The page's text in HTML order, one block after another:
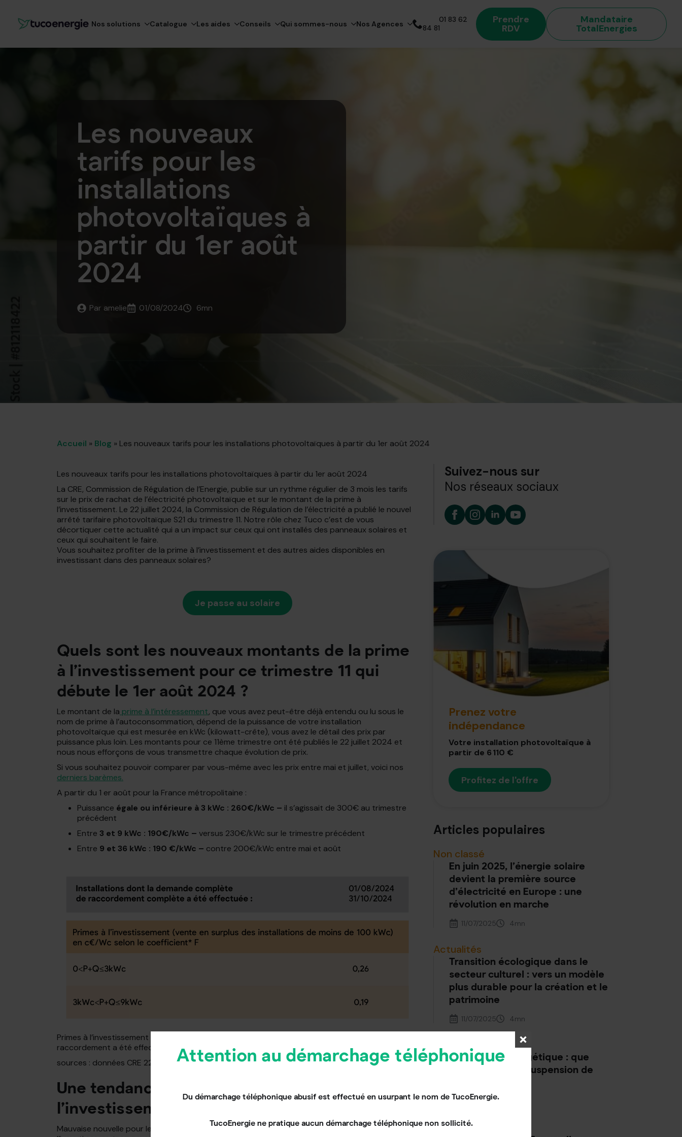
Nos solutions Catalogue Les aides Conseils Qui sommes-nous Nos Agences
01 83 62
84 81
Prendre
RDV
Mandataire
TotalEnergies
Les nouveaux
tarifs pour les
installations
photovoltaïques à
partir du 1er août
2024
Par amelie 01/08/2024 6mn
Accueil » Blog » Les nouveaux tarifs pour les installations photovoltaïques à partir du 1er août 2024
Les nouveaux tarifs pour les installations photovoltaïques à partir du 1er août 2024
La CRE, Commission de Régulation de l’Energie, publie sur un rythme régulier de 3 mois les tarifs
sur le prix de rachat de l’électricité photovoltaïque et sur le montant de la prime à
l’investissement. Le 22 juillet 2024, la Commission de Régulation de l’électricité a publié le nouvel
arrêté tarifaire photovoltaïque S21 du trimestre 11. Notre rôle chez Tuco c’est de vous
décortiquer cette actualité qui a un impact sur ceux qui ont installés des panneaux solaires et
ceux qui souhaitent le faire.
Vous souhaitez profiter de la prime à l’investissement et des autres aides disponibles en
investissant dans des panneaux solaires?
Je passe au solaire
Quels sont les nouveaux montants de la prime
à l’investissement pour ce trimestre 11 qui
débute le 1er août 2024 ?
Le montant de la prime à l’intéressement, que vous avez peut-être déjà entendu ou lu sous le
nom de prime à l’autoconsommation, dépend de la puissance de votre installation
photovoltaïque qui est mesurée en kWc (kilowatt-crête), vous avez le détail des prix par
puissance plus loin. Les montants pour ce 11ème trimestre ont été publiés le 22 juillet 2024 et
nous nous efforçons de vous transmettre chaque évolution de prix.
Si vous souhaitez pouvoir comparer par vous-même avec les prix entre mai et juillet, voici nos
derniers barèmes.
A partir du 1 er août pour la France métropolitaine :
Puissance égale ou inférieure à 3 kWc : 260€/kWc – il s’agissait de 300€ au trimestre
précédent
Entre 3 et 9 kWc : 190€/kWc – versus 230€/kWc sur le trimestre précédent
Entre 9 et 36 kWc : 190 €/kWc – contre 200€/kWc entre mai et août
Primes à l’investissement en c€/Wc sur les installations dont la demande complète de
raccordement a été effectuée entre le 01/08 et 31/10
sources : données CRE 22/07/2024.
Une tendance à la baisse de la prime à
l’investissement qui se confirme
Mauvaise nouvelle pour les investisseurs dans le photovoltaïque, la baisse de la prime à
Suivez-nous sur
Nos réseaux sociaux
Prenez votre
indépendance
Votre installation photovoltaïque à
partir de 6 110 €
Profitez de l'offre
Articles populaires
Non classé
En juin 2025, l’énergie solaire
devient la première source
d’électricité en Europe : une
révolution en marche
11/07/2025 4mn
Actualités
Transition écologique dans le
secteur culturel : vers un modèle
plus durable pour la création et le
patrimoine
11/07/2025 4mn
Rénovation énergétique : que
faire pendant la suspension de
11/07/2025
Actualités
Attention au démarchage téléphonique
Du démarchage téléphonique abusif est effectué en usurpant le nom de TucoEnergie.
TucoEnergie ne pratique aucun démarchage téléphonique non sollicité.